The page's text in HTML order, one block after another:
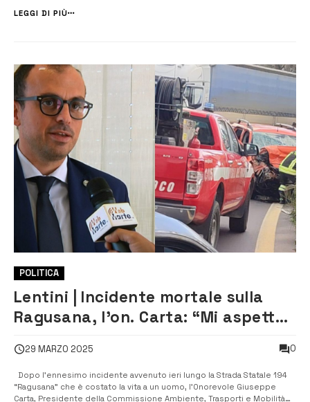
seguito all’ennesimo tragico inc...
LEGGI DI PIÙ
POLITICA
Lentini | Incidente mortale sulla
Ragusana, l’on. Carta: “Mi aspetto
dalla Regione”
29 MARZO 2025 0
Dopo l’ennesimo incidente avvenuto ieri lungo la Strada Statale 194
“Ragusana” che è costato la vita a un uomo, l’Onorevole Giuseppe
Carta, Presidente della Commissione Ambiente, Trasporti e Mobilità